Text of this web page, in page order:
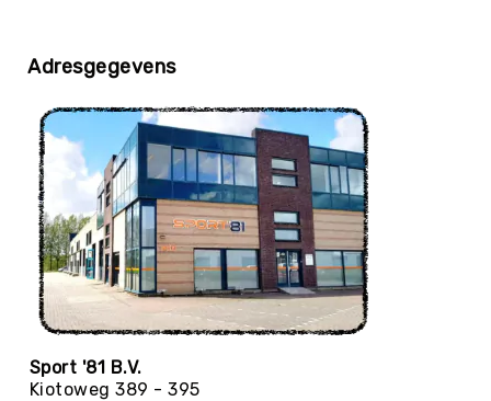
Speciale
Skippyballen
Ballenpakketten
Sportballen
-
Pakketten
Speelballen
-
Pakketten
Pleinballen
Pakketten
Adresgegevens
Sport '81 B.V.
Kiotoweg 389 - 395